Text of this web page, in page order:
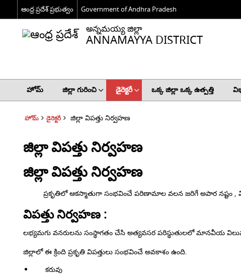
ఆంధ్ర ప్రదేశ్ ప్రభుత్వం Government of Andhra Pradesh
అన్నమయ్య జిల్లా
ANNAMAYYA DISTRICT
హోమ్ జిల్లా గురించి డైరెక్టరీ ఒక్క జిల్లా ఒక్క ఉత్పత్తి
హోమ్ డైరెక్టరీ జిల్లా విపత్తు నిర్వహణ
జిల్లా విపత్తు నిర్వహణ
జిల్లా విపత్తు నిర్వహణ
ప్రకృతిలో ఆకస్మాతుగా సంభవించే పరిణామాల వలన జరిగే అపార నష్టం ,
విపత్తు నిర్వహణ :
లభ్యమగు వనరులను సంస్థాగతం చేసి అత్యవసర పరిస్థుతులలో మానవీయ
జిల్లాలో ఈ క్రింది ప్రకృతి విపత్తులు సంభవించే అవకాశం ఉంది.
కరువు